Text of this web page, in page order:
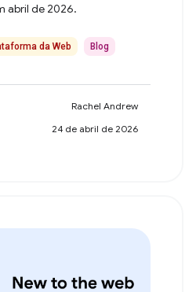
abril de 2026.
da Web Blog
Rachel Andrew
24 de abril de 2026